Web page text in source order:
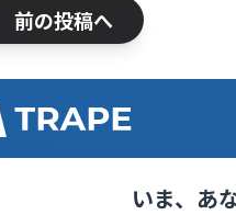
前の投稿へ
いま、あ